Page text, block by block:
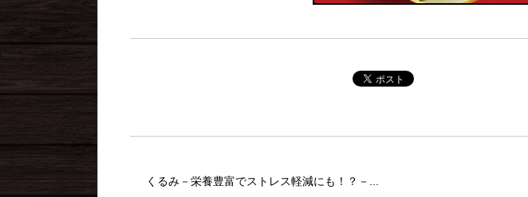
くるみ－栄養豊富でストレス軽減にも！？－...